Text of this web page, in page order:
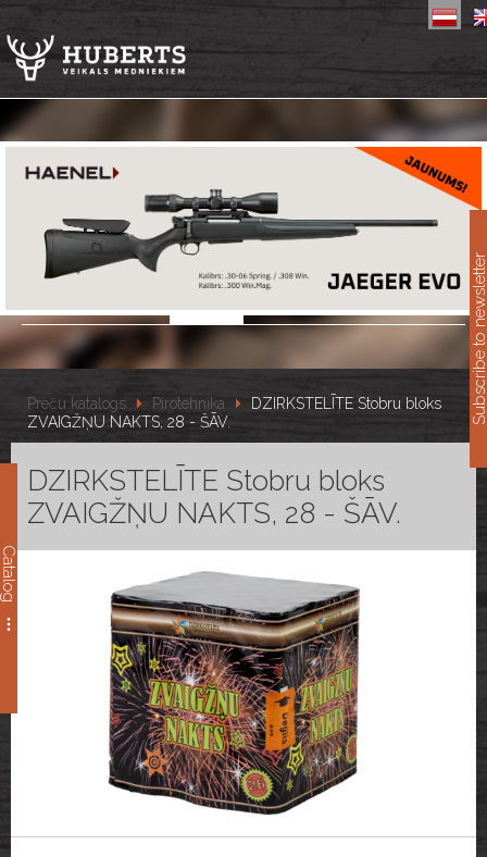
Catalog
Preču katalogs Pirotehnika
DZIRKSTELĪTE Stobru bloks
ZVAIGŽŅU NAKTS, 28 - ŠĀV.
DZIRKSTELĪTE Stobru bloks
ZVAIGŽŅU NAKTS, 28 - ŠĀV.
Subscribe